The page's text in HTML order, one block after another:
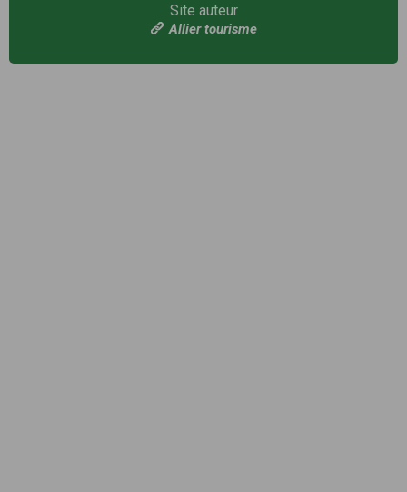
Site auteur
Allier tourisme